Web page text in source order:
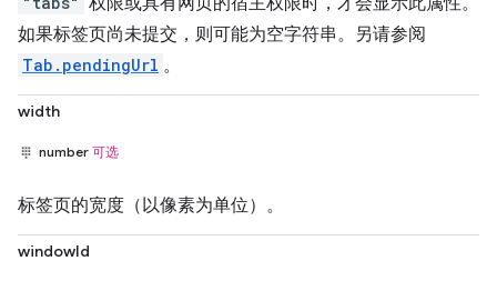
如果标签页尚未提交，则可能为空字符串。另请参阅
Tab.pendingUrl 。
width
number 可选
标签页的宽度（以像素为单位）。
windowId